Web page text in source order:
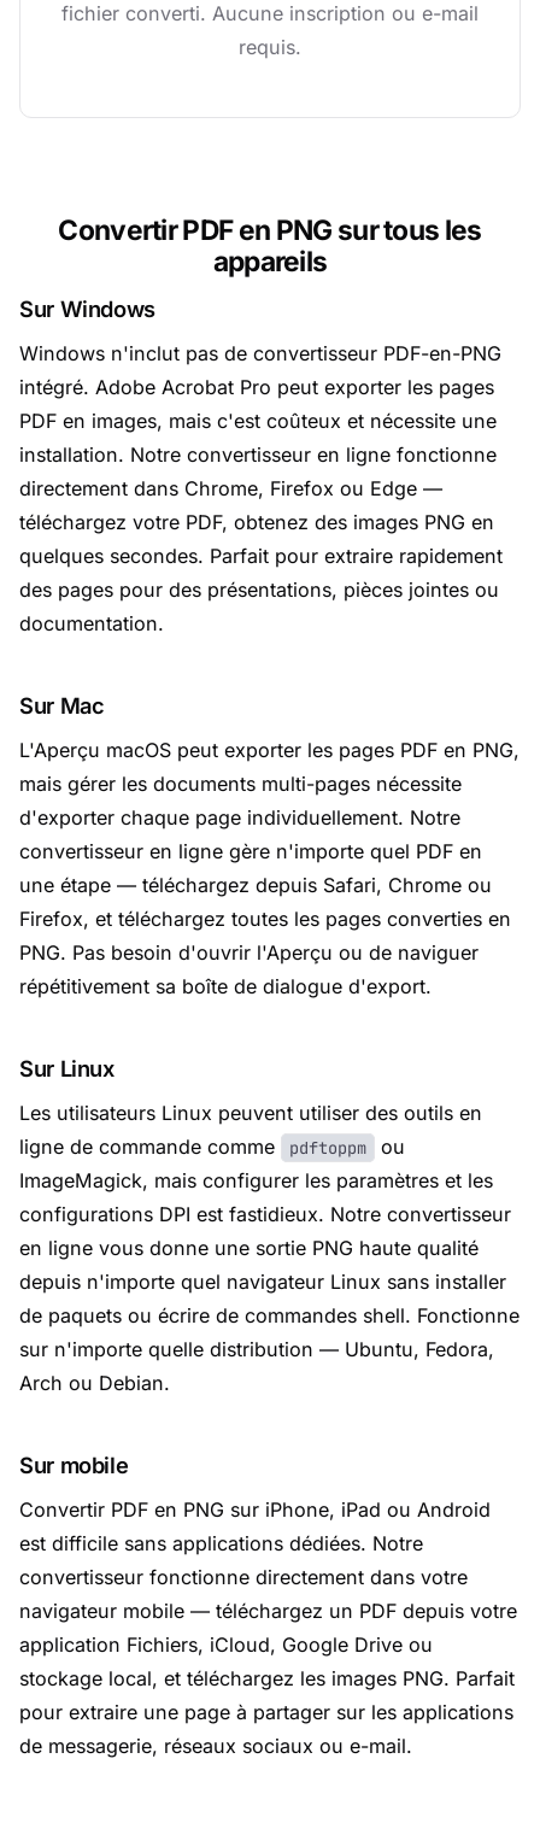
fichier converti. Aucune inscription ou e-mail
requis.
Convertir PDF en PNG sur tous les
appareils
Sur Windows
Windows n'inclut pas de convertisseur PDF-en-PNG
intégré. Adobe Acrobat Pro peut exporter les pages
PDF en images, mais c'est coûteux et nécessite une
installation. Notre convertisseur en ligne fonctionne
directement dans Chrome, Firefox ou Edge —
téléchargez votre PDF, obtenez des images PNG en
quelques secondes. Parfait pour extraire rapidement
des pages pour des présentations, pièces jointes ou
documentation.
Sur Mac
L'Aperçu macOS peut exporter les pages PDF en PNG,
mais gérer les documents multi-pages nécessite
d'exporter chaque page individuellement. Notre
convertisseur en ligne gère n'importe quel PDF en
une étape — téléchargez depuis Safari, Chrome ou
Firefox, et téléchargez toutes les pages converties en
PNG. Pas besoin d'ouvrir l'Aperçu ou de naviguer
répétitivement sa boîte de dialogue d'export.
Sur Linux
Les utilisateurs Linux peuvent utiliser des outils en
ligne de commande comme
pdftoppm
ou
ImageMagick, mais configurer les paramètres et les
configurations DPI est fastidieux. Notre convertisseur
en ligne vous donne une sortie PNG haute qualité
depuis n'importe quel navigateur Linux sans installer
de paquets ou écrire de commandes shell. Fonctionne
sur n'importe quelle distribution — Ubuntu, Fedora,
Arch ou Debian.
Sur mobile
Convertir PDF en PNG sur iPhone, iPad ou Android
est difficile sans applications dédiées. Notre
convertisseur fonctionne directement dans votre
navigateur mobile — téléchargez un PDF depuis votre
application Fichiers, iCloud, Google Drive ou
stockage local, et téléchargez les images PNG. Parfait
pour extraire une page à partager sur les applications
de messagerie, réseaux sociaux ou e-mail.